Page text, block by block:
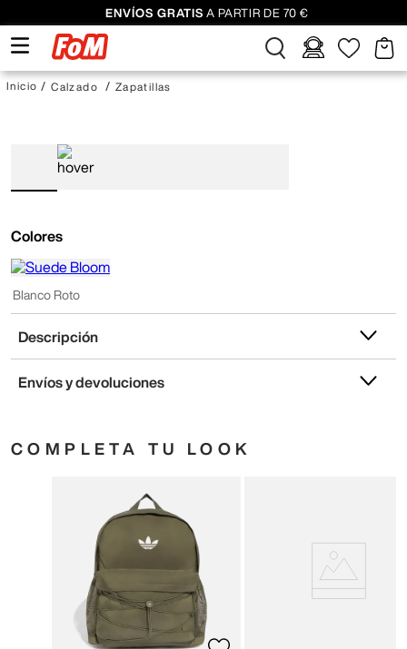
ENVÍOS GRATIS A PARTIR DE 70 €
Calzado Zapatillas
Colores
Blanco Roto
Descripción
Envíos y devoluciones
COMPLETA TU LOOK